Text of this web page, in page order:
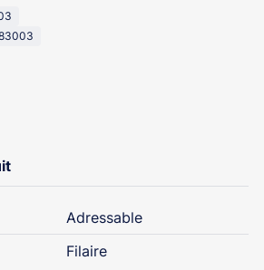
Adressable
Filaire